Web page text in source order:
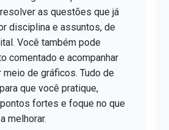
as questões que já
disciplina e assuntos, de
Você também pode
comentado e acompanhar
meio de gráficos. Tudo de
que você pratique,
fortes e foque no que
melhorar.